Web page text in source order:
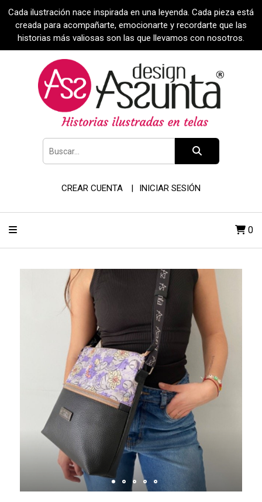
Cada ilustración nace inspirada en una leyenda. Cada pieza está
creada para acompañarte, emocionarte y recordarte que las
historias más valiosas son las que llevamos con nosotros.
CREAR CUENTA INICIAR SESIÓN
0